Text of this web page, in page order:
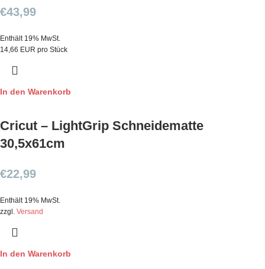
€43,99
Enthält 19% MwSt.
14,66 EUR pro Stück
In den Warenkorb
Cricut – LightGrip Schneidematte
30,5x61cm
€22,99
Enthält 19% MwSt.
zzgl. Versand
In den Warenkorb